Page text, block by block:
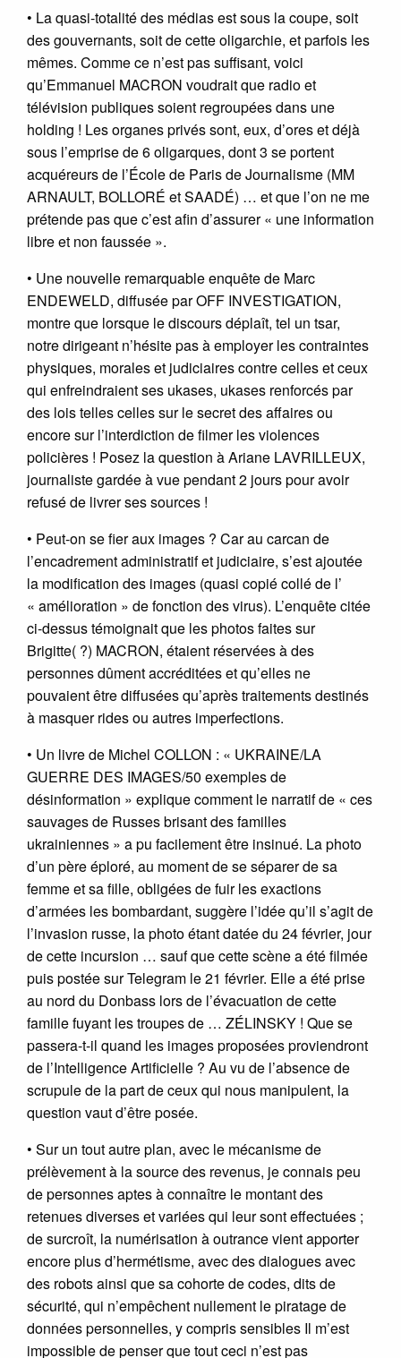
• La quasi-totalité des médias est sous la coupe, soit
des gouvernants, soit de cette oligarchie, et parfois les
mêmes. Comme ce n’est pas suffisant, voici
qu’Emmanuel MACRON voudrait que radio et
télévision publiques soient regroupées dans une
holding ! Les organes privés sont, eux, d’ores et déjà
sous l’emprise de 6 oligarques, dont 3 se portent
acquéreurs de l’École de Paris de Journalisme (MM
ARNAULT, BOLLORÉ et SAADÉ) … et que l’on ne me
prétende pas que c’est afin d’assurer « une information
libre et non faussée ».
• Une nouvelle remarquable enquête de Marc
ENDEWELD, diffusée par OFF INVESTIGATION,
montre que lorsque le discours déplaît, tel un tsar,
notre dirigeant n’hésite pas à employer les contraintes
physiques, morales et judiciaires contre celles et ceux
qui enfreindraient ses ukases, ukases renforcés par
des lois telles celles sur le secret des affaires ou
encore sur l’interdiction de filmer les violences
policières ! Posez la question à Ariane LAVRILLEUX,
journaliste gardée à vue pendant 2 jours pour avoir
refusé de livrer ses sources !
• Peut-on se fier aux images ? Car au carcan de
l’encadrement administratif et judiciaire, s’est ajoutée
la modification des images (quasi copié collé de l’
« amélioration » de fonction des virus). L’enquête citée
ci-dessus témoignait que les photos faites sur
Brigitte( ?) MACRON, étaient réservées à des
personnes dûment accréditées et qu’elles ne
pouvaient être diffusées qu’après traitements destinés
à masquer rides ou autres imperfections.
• Un livre de Michel COLLON : « UKRAINE/LA
GUERRE DES IMAGES/50 exemples de
désinformation » explique comment le narratif de « ces
sauvages de Russes brisant des familles
ukrainiennes » a pu facilement être insinué. La photo
d’un père éploré, au moment de se séparer de sa
femme et sa fille, obligées de fuir les exactions
d’armées les bombardant, suggère l’idée qu’il s’agit de
l’invasion russe, la photo étant datée du 24 février, jour
de cette incursion … sauf que cette scène a été filmée
puis postée sur Telegram le 21 février. Elle a été prise
au nord du Donbass lors de l’évacuation de cette
famille fuyant les troupes de … ZÉLINSKY ! Que se
passera-t-il quand les images proposées proviendront
de l’Intelligence Artificielle ? Au vu de l’absence de
scrupule de la part de ceux qui nous manipulent, la
question vaut d’être posée.
• Sur un tout autre plan, avec le mécanisme de
prélèvement à la source des revenus, je connais peu
de personnes aptes à connaître le montant des
retenues diverses et variées qui leur sont effectuées ;
de surcroît, la numérisation à outrance vient apporter
encore plus d’hermétisme, avec des dialogues avec
des robots ainsi que sa cohorte de codes, dits de
sécurité, qui n’empêchent nullement le piratage de
données personnelles, y compris sensibles Il m’est
impossible de penser que tout ceci n’est pas